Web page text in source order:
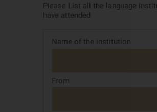
Please List all the language
have attended